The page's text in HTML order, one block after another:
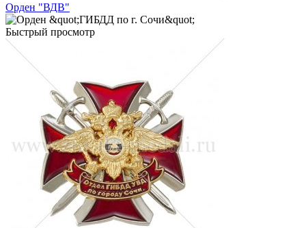
Орден "ВДВ"
Быстрый просмотр